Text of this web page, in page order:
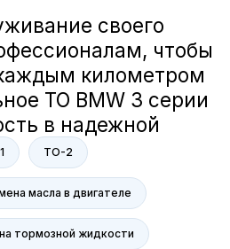
ТО-2
масла в двигателе
тормозной жидкости
компании
заботимся
делает
ваш
в отличном
не
что мы